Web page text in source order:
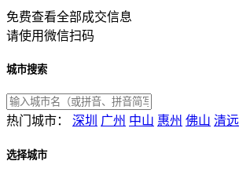
免费查看全部成交信息
请使用微信扫码
城市搜索
热门城市： 深圳 广州 中山 惠州 佛山 清远
选择城市